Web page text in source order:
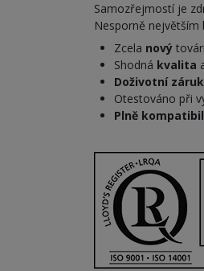
Samozřejmostí je
Nesporně
Zcela nový
Shodná kvalita
Doživotní
Otestováno při
Plně